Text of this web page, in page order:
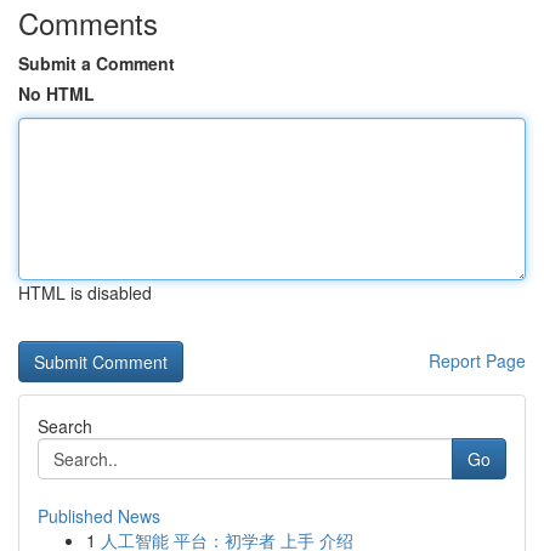
Comments
Submit a Comment
No HTML
HTML is disabled
Report Page
Search
Go
Published News
1 人工智能 平台：初学者 上手 介绍